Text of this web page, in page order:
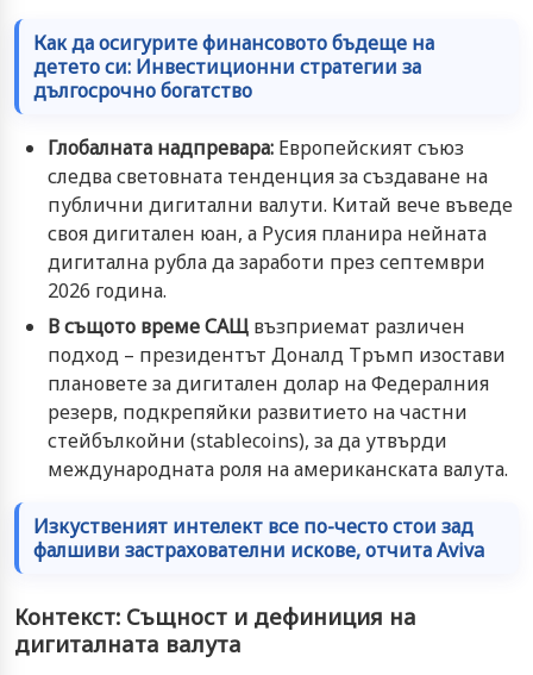
Как да осигурите финансовото бъдеще на
детето си: Инвестиционни стратегии за
дългосрочно богатство
Глобалната надпревара: Европейският съюз
следва световната тенденция за създаване на
публични дигитални валути. Китай вече въведе
своя дигитален юан, а Русия планира нейната
дигитална рубла да заработи през септември
2026 година.
В същото време САЩ възприемат различен
подход – президентът Доналд Тръмп изостави
плановете за дигитален долар на Федералния
резерв, подкрепяйки развитието на частни
стейбълкойни (stablecoins), за да утвърди
международната роля на американската валута.
Изкуственият интелект все по-често стои зад
фалшиви застрахователни искове, отчита Aviva
Контекст: Същност и дефиниция на
дигиталната валута